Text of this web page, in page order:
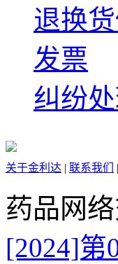
退换
发票
纠纷
关于金利达 | 联系我们 |
药品网
[2024]第